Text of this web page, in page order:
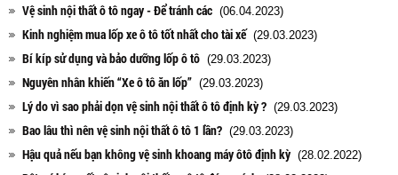
Vệ sinh nội thất ô tô ngay - Để tránh các (06.04.2023)
Kinh nghiệm mua lốp xe ô tô tốt nhất cho tài xế(29.03.2023)
Bí kíp sử dụng và bảo dưỡng lốp ô tô (29.03.2023)
Nguyên nhân khiến “Xe ô tô ăn lốp” (29.03.2023)
Lý do vì sao phải dọn vệ sinh nội thất ô tô định kỳ ? (29.03.2023)
Bao lâu thì nên vệ sinh nội thất ô tô 1 lần? (29.03.2023)
Hậu quả nếu bạn không vệ sinh khoang máy ôtô định kỳ (28.02.2022)